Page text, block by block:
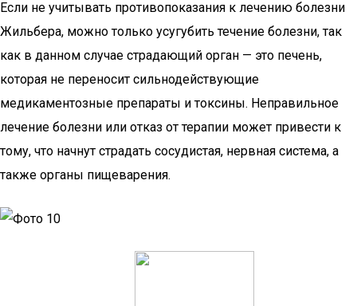
Если не учитывать противопоказания к лечению болезни
Жильбера, можно только усугубить течение болезни, так
как в данном случае страдающий орган — это печень,
которая не переносит сильнодействующие
медикаментозные препараты и токсины. Неправильное
лечение болезни или отказ от терапии может привести к
тому, что начнут страдать сосудистая, нервная система, а
также органы пищеварения.